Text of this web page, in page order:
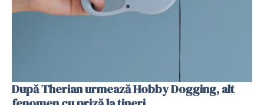
După Therian urmează Hobby Dogging, alt